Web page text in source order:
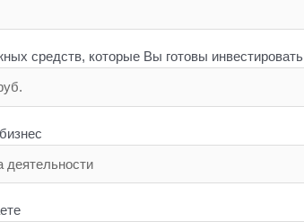
средств, которые Вы готовы инвестировать